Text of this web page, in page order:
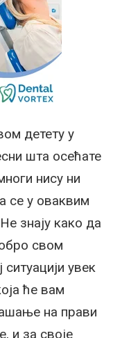
детету у
шта осећате
нису ни
се у оваквим
знају како да
свом
ситуацији увек
ће вам
на прави
и за своје